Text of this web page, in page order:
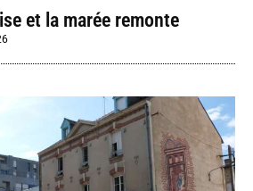
et la marée remonte